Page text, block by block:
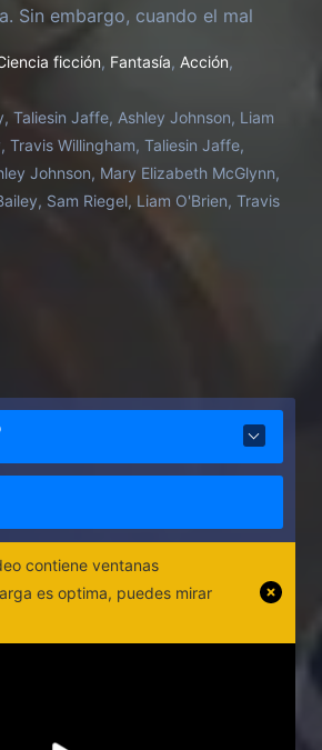
Sin embargo, cuando el mal
ellos pueden restaurar la justicia.
otro día de trabajo es ahora
los nuevos héroes de Exandria.
ficción, Fantasía, Acción,
Taliesin Jaffe, Ashley Johnson, Liam
Travis Willingham, Taliesin Jaffe,
Johnson, Mary Elizabeth McGlynn,
Sam Riegel, Liam O'Brien, Travis
contiene ventanas
es optima, puedes mirar